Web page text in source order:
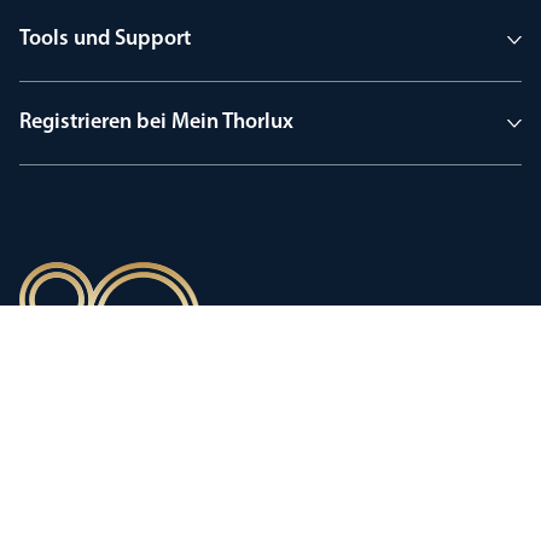
Tools und Support
Registrieren bei Mein Thorlux